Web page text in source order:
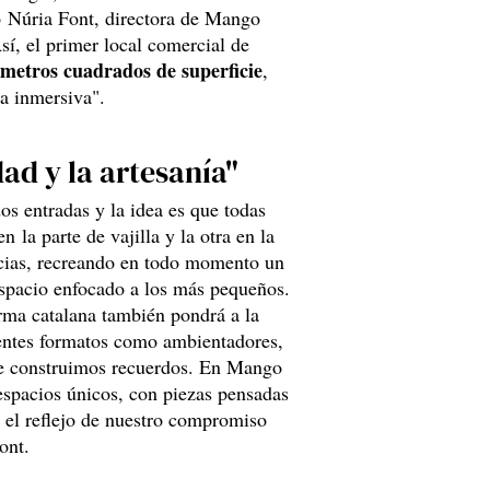
Núria Font, directora de Mango
el primer local comercial de
cuadrados de superficie,
inmersiva".
y la artesanía"
entradas y la idea es que todas
la parte de vajilla y la otra en la
recreando en todo momento un
enfocado a los más pequeños.
catalana también pondrá a la
formatos como ambientadores,
recuerdos. En Mango
únicos, con piezas pensadas
reflejo de nuestro compromiso